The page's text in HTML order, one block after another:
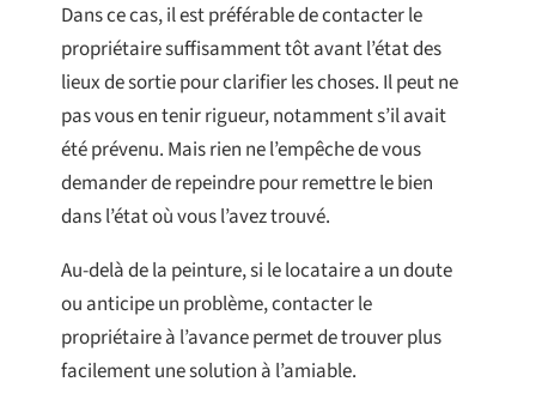
Dans ce cas, il est préférable de contacter le
propriétaire suffisamment tôt avant l’état des
lieux de sortie pour clarifier les choses. Il peut ne
pas vous en tenir rigueur, notamment s’il avait
été prévenu. Mais rien ne l’empêche de vous
demander de repeindre pour remettre le bien
dans l’état où vous l’avez trouvé.
Au-delà de la peinture, si le locataire a un doute
ou anticipe un problème, contacter le
propriétaire à l’avance permet de trouver plus
facilement une solution à l’amiable.